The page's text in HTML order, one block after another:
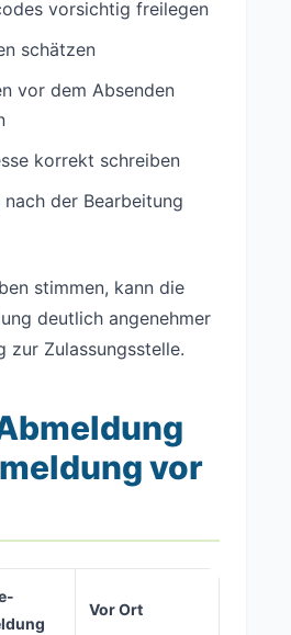
vorsichtig freilegen
schätzen
vor dem Absenden
korrekt schreiben
der Bearbeitung
stimmen, kann die
deutlich angenehmer
zur Zulassungsstelle.
vor
Vor Ort